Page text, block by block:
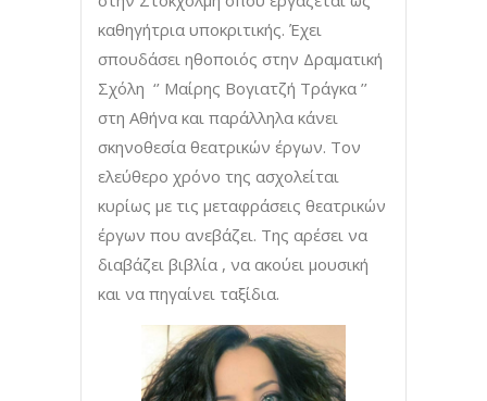
καθηγήτρια υποκριτικής. Έχει
σπουδάσει ηθοποιός στην Δραματική
Σχόλη ‘’ Μαίρης Βογιατζή Τράγκα ’’
στη Αθήνα και παράλληλα κάνει
σκηνοθεσία θεατρικών έργων. Τον
ελεύθερο χρόνο της ασχολείται
κυρίως με τις μεταφράσεις θεατρικών
έργων που ανεβάζει. Της αρέσει να
διαβάζει βιβλία , να ακούει μουσική
και να πηγαίνει ταξίδια.